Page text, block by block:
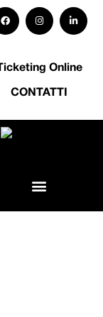
Ticketing Online
CONTATTI